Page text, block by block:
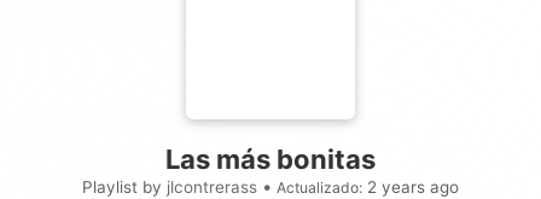
Las más bonitas
Playlist by jlcontrerass • Actualizado: 2 years ago